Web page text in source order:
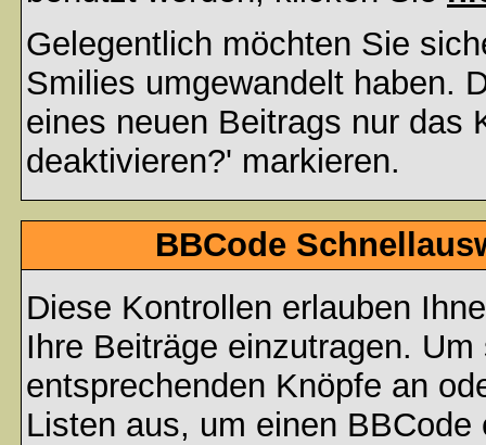
Gelegentlich möchten Sie
Smilies umgewandelt haben.
eines neuen Beitrags nur das
deaktivieren?' markieren.
BBCode
Diese Kontrollen erlauben
Ihre Beiträge einzutragen.
entsprechenden Knöpfe an
Listen aus, um einen BBCode